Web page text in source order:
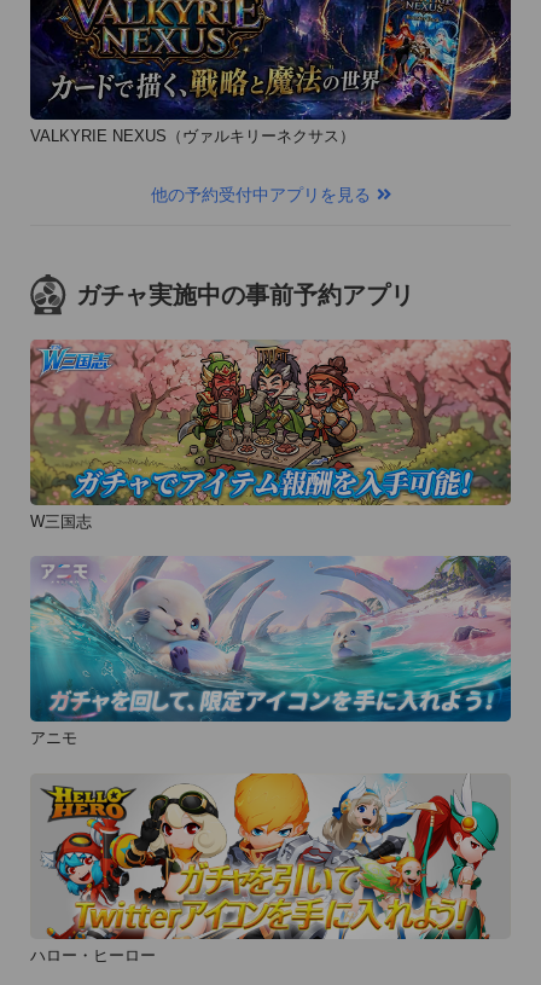
ークを使用しています。初回の容量は約50MBになります。
※写真のアップロードは、SNSなどに共有をする時以外は行っ
ておりません。
おります。
詳細の報告をいただける場合は、下記のアカウント宛ににコメ
Twitter: LINE_Camera
2)レビューの内容をいつも参考にさせていただいております
が、不具合に関する内容の場合は、
iPhoneの機種（iPhone4S,iPhone5など）とiOSバージョンを記
載していただけると、不具合解決に大変参考となります。
VALKYRIE NEXUS（ヴァルキリーネクサス）
他の予約受付中アプリを見る
ガチャ実施中の事前予約アプリ
W三国志
アニモ
ハロー・ヒーロー